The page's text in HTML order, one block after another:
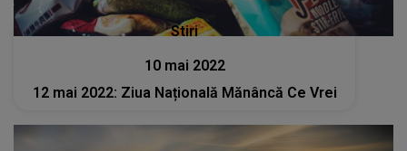
Stiri
10 mai 2022
12 mai 2022: Ziua Națională Mănâncă Ce Vrei